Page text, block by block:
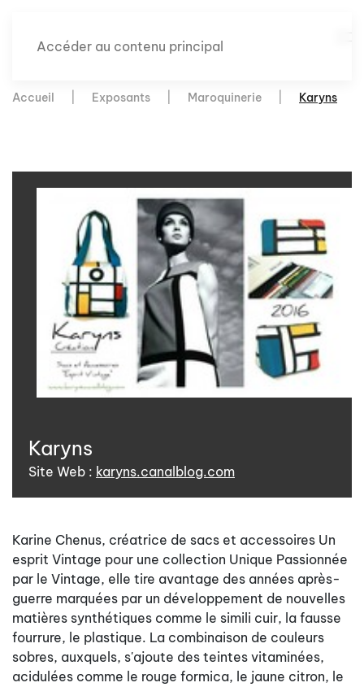
Accéder au contenu principal
Accueil Exposants Maroquinerie Karyns
Karyns
Site Web : karyns.canalblog.com
Karine Chenus, créatrice de sacs et accessoires Un
esprit Vintage pour une collection Unique Passionnée
par le Vintage, elle tire avantage des années après-
guerre marquées par un développement de nouvelles
matières synthétiques comme le simili cuir, la fausse
fourrure, le plastique. La combinaison de couleurs
sobres, auxquels, s'ajoute des teintes vitaminées,
acidulées comme le rouge formica, le jaune citron, le